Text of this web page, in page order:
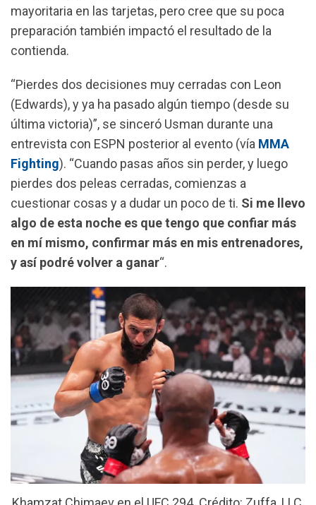
mayoritaria en las tarjetas, pero cree que su poca
preparación también impactó el resultado de la
contienda.
“Pierdes dos decisiones muy cerradas con Leon
(Edwards), y ya ha pasado algún tiempo (desde su
última victoria)”, se sinceró Usman durante una
entrevista con ESPN posterior al evento (vía MMA
Fighting). “Cuando pasas años sin perder, y luego
pierdes dos peleas cerradas, comienzas a
cuestionar cosas y a dudar un poco de ti. Si me llevo
algo de esta noche es que tengo que confiar más
en mí mismo, confirmar más en mis entrenadores,
y así podré volver a ganar“.